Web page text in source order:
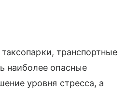
транспортные
наиболее опасные
уровня стресса, а